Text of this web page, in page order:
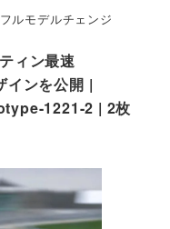
ルモデルチェンジ
ィン最速
インを公開 |
1221-2 | 2枚